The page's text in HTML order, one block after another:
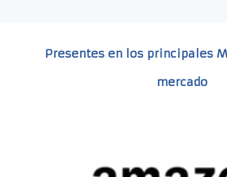
Presentes en los principales
mercado